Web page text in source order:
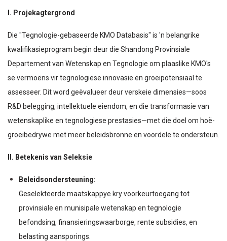
I. Projekagtergrond
Die "Tegnologie-gebaseerde KMO Databasis" is 'n belangrike
kwalifikasieprogram begin deur die Shandong Provinsiale
Departement van Wetenskap en Tegnologie om plaaslike KMO's
se vermoëns vir tegnologiese innovasie en groeipotensiaal te
assesseer. Dit word geëvalueer deur verskeie dimensies—soos
R&D belegging, intellektuele eiendom, en die transformasie van
wetenskaplike en tegnologiese prestasies—met die doel om hoë-
groeibedrywe met meer beleidsbronne en voordele te ondersteun.
II. Betekenis van Seleksie
Beleidsondersteuning:
Geselekteerde maatskappye kry voorkeurtoegang tot
provinsiale en munisipale wetenskap en tegnologie
befondsing, finansieringswaarborge, rente subsidies, en
belasting aansporings.